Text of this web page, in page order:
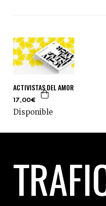
ACTIVISTAS DEL AMOR
17,00€
Disponible